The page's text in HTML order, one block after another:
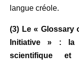
langue créole.
(3) Le« Glossary
Initiative » : la
scientifique et